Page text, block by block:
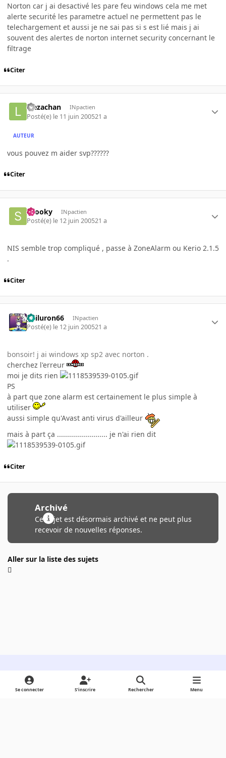
Norton car j ai desactivé les pare feu windows cela me met
alerte securité les parametre actuel ne permettent pas le
telechargement et aussi je ne sai pas si s est lié mais j ai
souvent des alertes de norton internet security concernant le
filtrage
Citer
leezachan INpactien
Posté(e) le 11 juin 200521 a
AUTEUR
vous pouvez m aider svp??????
Citer
snooky INpactien
Posté(e) le 12 juin 200521 a
NIS semble trop compliqué , passe à ZoneAlarm ou Kerio 2.1.5
.
Citer
gailuron66 INpactien
Posté(e) le 12 juin 200521 a
bonsoir! j ai windows xp sp2 avec norton .
cherchez l'erreur
moi je dits rien
PS
à part que zone alarm est certainement le plus simple à
utiliser
aussi simple qu'Avast anti virus d'ailleur
mais à part ça ......................... je n'ai rien dit
Citer
Archivé
Ce sujet est désormais archivé et ne peut plus
recevoir de nouvelles réponses.
Aller sur la liste des sujets
Light ModeDark ModeSystem Preference
Se connecter S’inscrire Rechercher Menu